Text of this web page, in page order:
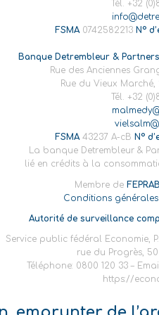
Tél. +32
FSMA0742582213 N°
Banque Detrembleur &
Rue des Anciennes
Rue du Vieux Marché,
Tél. +32
FSMA43237 A-cB N°
La banque Detrembleur &
lié en crédits à la
Membre de
Conditions générales
Autorité de surveillance
Service public fédéral Economie,
rue du Progrès, 50
Téléphone: 0800 120 33 –
https://